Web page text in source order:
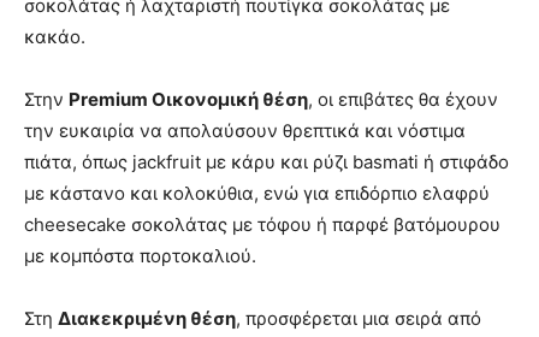
σοκολάτας ή λαχταριστή πουτίγκα σοκολάτας με
κακάο.
Στην Premium Οικονομική θέση, οι επιβάτες θα έχουν
την ευκαιρία να απολαύσουν θρεπτικά και νόστιμα
πιάτα, όπως jackfruit με κάρυ και ρύζι basmati ή στιφάδο
με κάστανο και κολοκύθια, ενώ για επιδόρπιο ελαφρύ
cheesecake σοκολάτας με τόφου ή παρφέ βατόμουρου
με κομπόστα πορτοκαλιού.
Στη Διακεκριμένη θέση, προσφέρεται μια σειρά από